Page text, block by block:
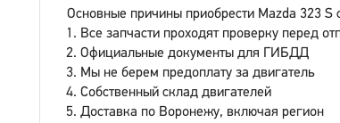
Основные причины приобрести Mazda 323
Все запчасти проходят проверку перед
Официальные документы для ГИБДД
Мы не берем предоплату за двигатель
Собственный склад двигателей
Доставка по Воронежу, включая регион